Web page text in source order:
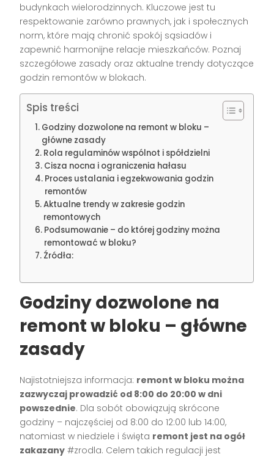
budynkach wielorodzinnych. Kluczowe jest tu
respektowanie zarówno prawnych, jak i społecznych
norm, które mają chronić spokój sąsiadów i
zapewnić harmonijne relacje mieszkańców. Poznaj
szczegółowe zasady oraz aktualne trendy dotyczące
godzin remontów w blokach.
Spis treści
Godziny dozwolone na remont w bloku –
główne zasady
Rola regulaminów wspólnot i spółdzielni
Cisza nocna i ograniczenia hałasu
Proces ustalania i egzekwowania godzin
remontów
Aktualne trendy w zakresie godzin
remontowych
Podsumowanie – do której godziny można
remontować w bloku?
Źródła:
Godziny dozwolone na
remont w bloku – główne
zasady
Najistotniejsza informacja: remont w bloku można
zazwyczaj prowadzić od 8:00 do 20:00 w dni
powszednie. Dla sobót obowiązują skrócone
godziny – najczęściej od 8:00 do 12:00 lub 14:00,
natomiast w niedziele i święta remont jest na ogół
zakazany #zrodla. Celem takich regulacji jest